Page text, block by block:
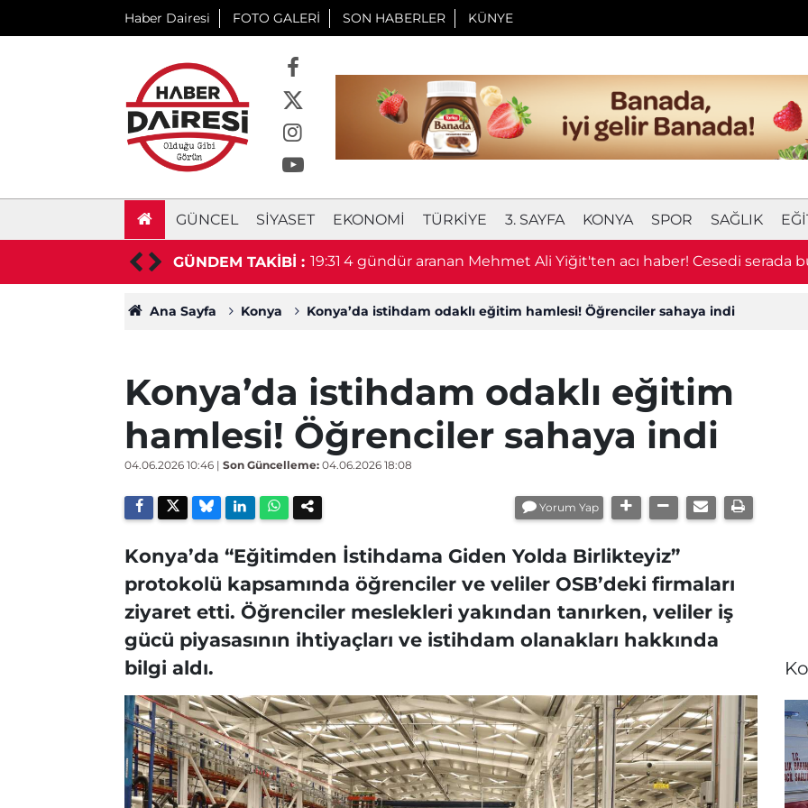
Haber Dairesi FOTO GALERİ SON HABERLER KÜNYE
GÜNCEL SIYASET EKONOMI TÜRKIYE 3. SAYFA KONYA SPOR SAĞLIK
GÜNDEM TAKİBİ :
sürücü hayatını kaybetti 19:31 4 gündür aranan Mehmet Ali Yiğit'ten acı haber! Cesedi serada
Ana Sayfa Konya Konya’da istihdam odaklı eğitim hamlesi! Öğrenciler sahaya indi
Konya’da istihdam odaklı eğitim
hamlesi! Öğrenciler sahaya indi
04.06.2026 10:46 | Son Güncelleme: 04.06.2026 18:08
Yorum Yap
Konya’da “Eğitimden İstihdama Giden Yolda Birlikteyiz”
protokolü kapsamında öğrenciler ve veliler OSB’deki firmaları
ziyaret etti. Öğrenciler meslekleri yakından tanırken, veliler iş
gücü piyasasının ihtiyaçları ve istihdam olanakları hakkında
bilgi aldı.